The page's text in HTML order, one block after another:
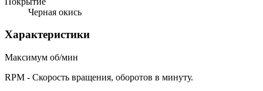
Черная окись
Характеристики
Максимум об/мин
RPM - Скорость вращения, оборотов в минуту.